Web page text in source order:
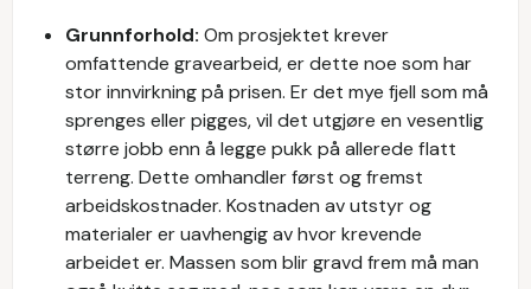
Grunnforhold: Om prosjektet krever
omfattende gravearbeid, er dette noe som har
stor innvirkning på prisen. Er det mye fjell som må
sprenges eller pigges, vil det utgjøre en vesentlig
større jobb enn å legge pukk på allerede flatt
terreng. Dette omhandler først og fremst
arbeidskostnader. Kostnaden av utstyr og
materialer er uavhengig av hvor krevende
arbeidet er. Massen som blir gravd frem må man